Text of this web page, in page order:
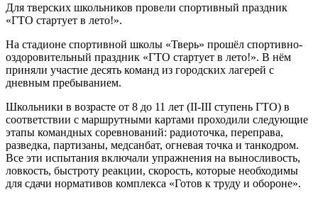
Для тверских школьников провели спортивный праздник
«ГТО стартует в лето!».
На стадионе спортивной школы «Тверь» прошёл спортивно-
оздоровительный праздник «ГТО стартует в лето!». В нём
приняли участие десять команд из городских лагерей с
дневным пребыванием.
Школьники в возрасте от 8 до 11 лет (II-III ступень ГТО) в
соответствии с маршрутными картами проходили следующие
этапы командных соревнований: радиоточка, переправа,
разведка, партизаны, медсанбат, огневая точка и танкодром.
Все эти испытания включали упражнения на выносливость,
ловкость, быстроту реакции, скорость, которые необходимы
для сдачи нормативов комплекса «Готов к труду и обороне».